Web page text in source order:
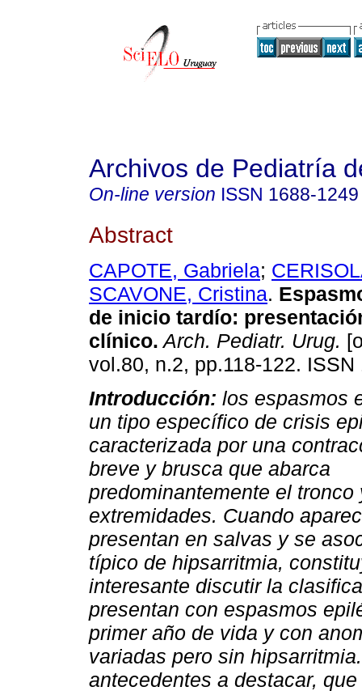
Archivos de Pediatría
On-line version ISSN 1688-1249
Abstract
CAPOTE, Gabriela;
SCAVONE, Cristina.
de inicio tardío:
clínico. Arch. Pediatr. Urug.
vol.80, n.2, pp.118-122. ISSN
Introducción: los espasmos
un tipo específico de crisis
caracterizada por una
breve y brusca que abarca
predominantemente el tronco
extremidades. Cuando
presentan en salvas y se
típico de hipsarritmia,
interesante discutir la
presentan con espasmos
primer año de vida y con
variadas pero sin
antecedentes a destacar,